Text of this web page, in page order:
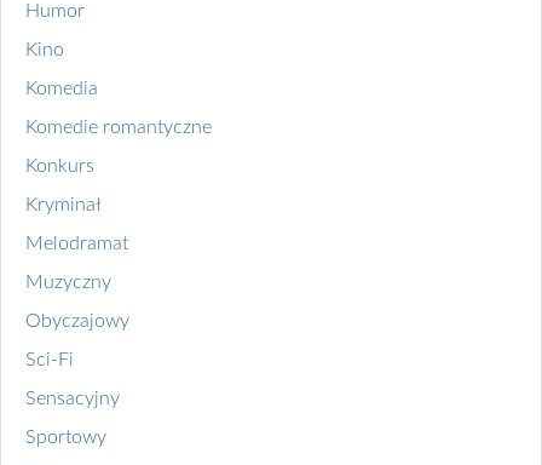
Humor
Kino
Komedia
Komedie romantyczne
Konkurs
Kryminał
Melodramat
Muzyczny
Obyczajowy
Sci-Fi
Sensacyjny
Sportowy